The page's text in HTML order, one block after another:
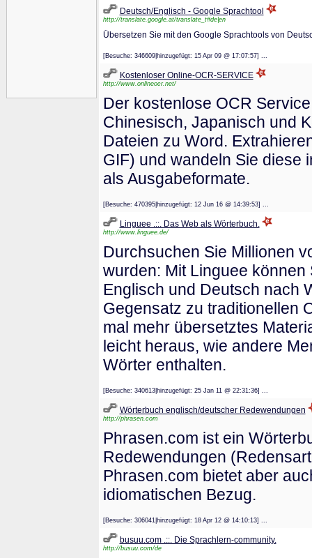
Deutsch/Englisch - Google Sprachtool
http://translate.google.at/translate_t#de|en
Übersetzen Sie mit den Google Sprachtools von
[Besuche: 346609|hinzugefügt: 15 Apr 09 @ 17:07:57] ...
Kostenloser Online-OCR-SERVICE
http://www.onlineocr.net/
Der kostenlose OCR
Chinesisch, Japanisch und
Dateien zu Word.
GIF) und wandeln Sie diese
als Ausgabeformate.
[Besuche: 470395|hinzugefügt: 12 Jun 16 @ 14:39:53] ...
Linguee .::. Das Web als Wörterbuch.
http://www.linguee.de/
Durchsuchen Sie Millionen
wurden: Mit Linguee
Englisch und Deutsch nach
Gegensatz zu traditionellen
mal mehr übersetztes
leicht heraus, wie andere
Wörter enthalten.
[Besuche: 340613|hinzugefügt: 25 Jan 11 @ 22:31:36] ...
Wörterbuch englisch/deutscher Redewendungen
http://phrasen.com
Phrasen.com ist ein
Redewendungen
Phrasen.com bietet aber
idiomatischen Bezug.
[Besuche: 306041|hinzugefügt: 18 Apr 12 @ 14:10:13] ...
busuu.com .::. Die Sprachlern-community.
http://busuu.com/de